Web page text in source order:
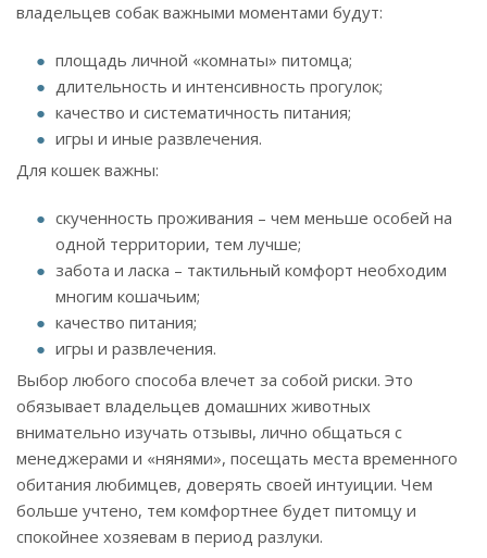
владельцев собак важными моментами будут:
площадь личной «комнаты» питомца;
длительность и интенсивность прогулок;
качество и систематичность питания;
игры и иные развлечения.
Для кошек важны:
скученность проживания – чем меньше особей на
одной территории, тем лучше;
забота и ласка – тактильный комфорт необходим
многим кошачьим;
качество питания;
игры и развлечения.
Выбор любого способа влечет за собой риски. Это
обязывает владельцев домашних животных
внимательно изучать отзывы, лично общаться с
менеджерами и «нянями», посещать места временного
обитания любимцев, доверять своей интуиции. Чем
больше учтено, тем комфортнее будет питомцу и
спокойнее хозяевам в период разлуки.